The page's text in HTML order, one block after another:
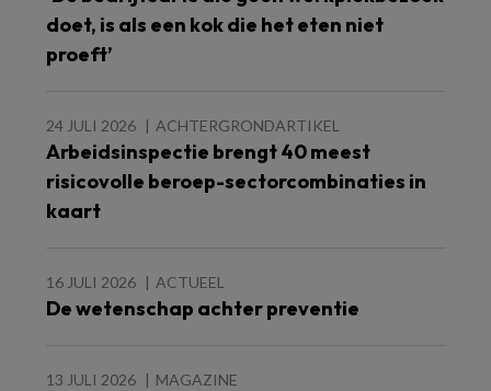
doet, is als een kok die het eten niet
proeft’
24 JULI 2026 ACHTERGRONDARTIKEL
Arbeidsinspectie brengt 40 meest
risicovolle beroep-sectorcombinaties in
kaart
16 JULI 2026 ACTUEEL
De wetenschap achter preventie
13 JULI 2026 MAGAZINE